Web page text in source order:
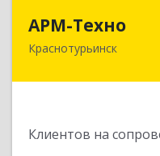
АРМ-Техно
Краснотурьинск
Клиентов на
624447,